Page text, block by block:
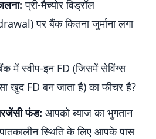
प्री-मैच्योर विड्रॉल
पर बैंक कितना जुर्माना लगा
में स्वीप-इन FD (जिसमें सेविंग्स
खुद FD बन जाता है) का फीचर है?
फंड: आपको ब्याज का भुगतान
स्थिति के लिए आपके पास